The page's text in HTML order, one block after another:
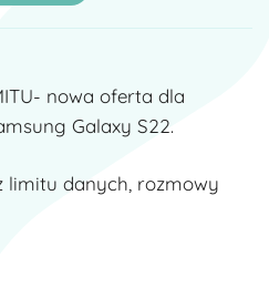
nowa oferta dla
Galaxy S22.
limitu danych, rozmowy